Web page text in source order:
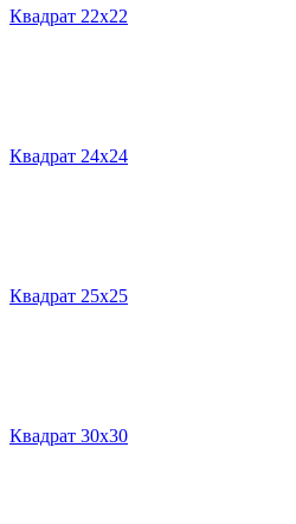
Квадрат 22х22
Квадрат 24х24
Квадрат 25х25
Квадрат 30х30